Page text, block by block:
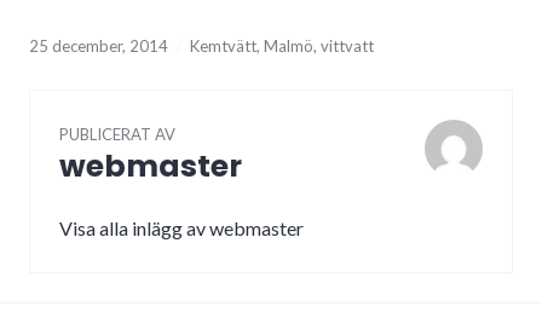
25 december, 2014 Kemtvätt, Malmö, vittvatt
PUBLICERAT AV
webmaster
Visa alla inlägg av webmaster